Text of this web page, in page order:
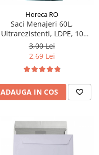
Horeca RO
Saci Menajeri 60L,
Ultrarezistenti, LDPE, 10
buc/rola
3,00 Lei
2,69 Lei
ADAUGA IN COS